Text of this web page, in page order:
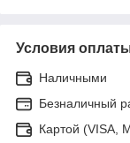
Условия
Наличными
Безналичный
Картой (VISA,